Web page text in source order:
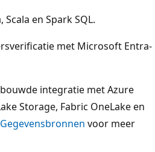
Scala en Spark SQL.
met Microsoft Entra-
integratie met Azure
Storage, Fabric OneLake en
Gegevensbronnen voor meer